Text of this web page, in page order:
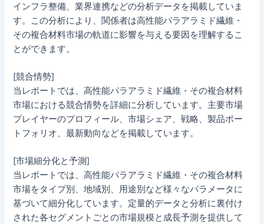
インフラ整備、業界連携などの分析データを掲載していま
す。この分析により、関係者は高性能パラアラミド繊維・
その複合材料市場の軌道に影響を与える要因を理解するこ
とができます。
[競合情勢]
当レポートでは、高性能パラアラミド繊維・その複合材料
市場における競合情勢を詳細に分析しています。主要市場
プレイヤーのプロフィール、市場シェア、戦略、製品ポー
トフォリオ、最新動向などを掲載しています。
[市場細分化と予測]
当レポートでは、高性能パラアラミド繊維・その複合材料
市場をタイプ別、地域別、用途別など様々なパラメータに
基づいて細分化しています。定量的データと分析に裏付け
された各セグメントごとの市場規模と成長予測を提供して